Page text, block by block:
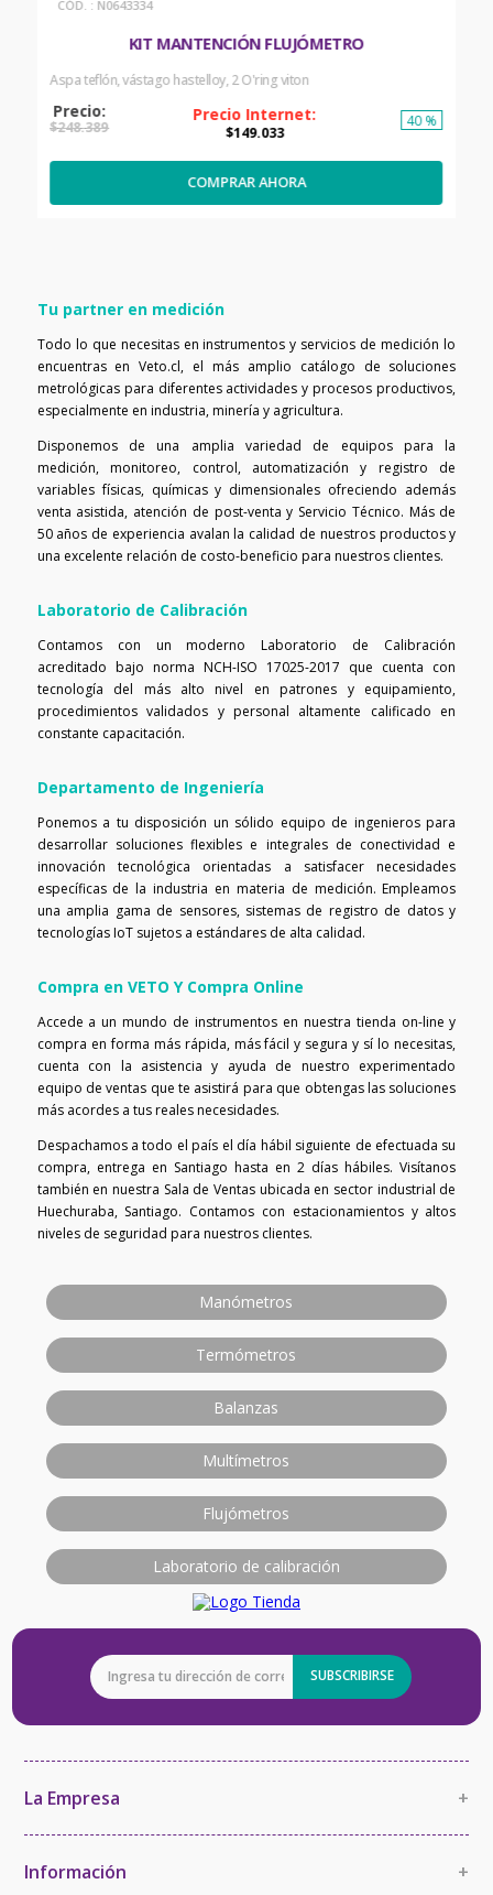
: N0643334
KIT MANTENCIÓN FLUJÓMETRO
Aspa teflón, vástago hastelloy, 2 O'ring viton
$248.389 $149.033
40 %
COMPRAR AHORA
Tu partner en medición
Todo lo que necesitas en instrumentos y servicios de medición lo
encuentras en Veto.cl, el más amplio catálogo de soluciones
metrológicas para diferentes actividades y procesos productivos,
especialmente en industria, minería y agricultura.
Disponemos de una amplia variedad de equipos para la
medición, monitoreo, control, automatización y registro de
variables físicas, químicas y dimensionales ofreciendo además
venta asistida, atención de post-venta y Servicio Técnico. Más de
50 años de experiencia avalan la calidad de nuestros productos y
una excelente relación de costo-beneficio para nuestros clientes.
Laboratorio de Calibración
Contamos con un moderno Laboratorio de Calibración
acreditado bajo norma NCH-ISO 17025-2017 que cuenta con
tecnología del más alto nivel en patrones y equipamiento,
procedimientos validados y personal altamente calificado en
constante capacitación.
Departamento de Ingeniería
Ponemos a tu disposición un sólido equipo de ingenieros para
desarrollar soluciones flexibles e integrales de conectividad e
innovación tecnológica orientadas a satisfacer necesidades
específicas de la industria en materia de medición. Empleamos
una amplia gama de sensores, sistemas de registro de datos y
tecnologías IoT sujetos a estándares de alta calidad.
Compra en VETO Y Compra Online
Accede a un mundo de instrumentos en nuestra tienda on-line y
compra en forma más rápida, más fácil y segura y sí lo necesitas,
cuenta con la asistencia y ayuda de nuestro experimentado
equipo de ventas que te asistirá para que obtengas las soluciones
más acordes a tus reales necesidades.
Despachamos a todo el país el día hábil siguiente de efectuada su
compra, entrega en Santiago hasta en 2 días hábiles. Visítanos
también en nuestra Sala de Ventas ubicada en sector industrial de
Huechuraba, Santiago. Contamos con estacionamientos y altos
niveles de seguridad para nuestros clientes.
Manómetros
Termómetros
Balanzas
Multímetros
Flujómetros
Laboratorio de calibración
SUBSCRIBIRSE
La Empresa +
Política de Imparcialidad y Confidencialidad
Información +